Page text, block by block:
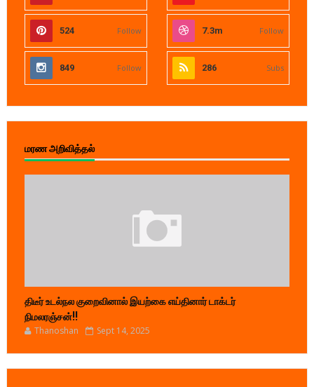
524 Follow 7.3m Follow
849 Follow 286 Subs
மரண அறிவித்தல்
திடீர் உடல்நல குறைவினால் இயற்கை எய்தினார் டாக்டர்
நிமலரஞ்சன்!!
Thanoshan Sept 14, 2025